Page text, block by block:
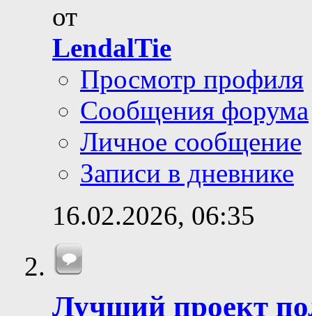
от
LendalTie
Просмотр профиля
Сообщения форума
Личное сообщение
Записи в дневнике
16.02.2026, 06:35
Лучший проект